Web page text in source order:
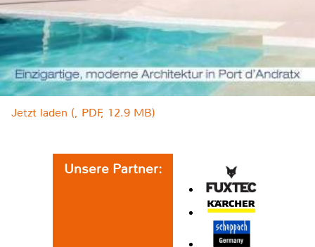
Jetzt laden (, PDF, 12.9 MB)
Unsere Partner: